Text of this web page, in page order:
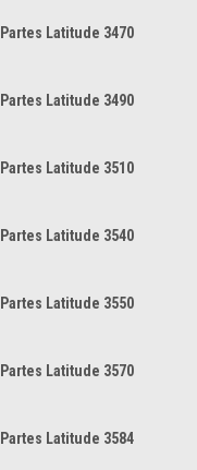
Partes Latitude 3470
Partes Latitude 3490
Partes Latitude 3510
Partes Latitude 3540
Partes Latitude 3550
Partes Latitude 3570
Partes Latitude 3584